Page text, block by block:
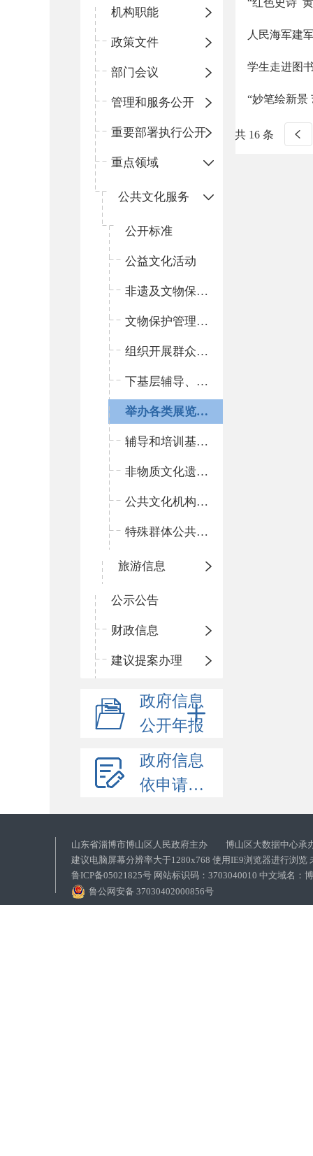
机构职能
政策文件
部门会议
管理和服务公开
重要部署执行公开
重点领域
公共文化服务
公开标准
公益文化活动
非遗及文物保护名录
文物保护管理机构和博物馆名录
组织开展群众文化活动
下基层辅导、演出、展览和指导基层群众文化活动
举办各类展览、讲座信息
辅导和培训基层文化骨干
非物质文化遗产展示传播活动
公共文化机构免费开放信息
特殊群体公共文化服务信息
旅游信息
公示公告
财政信息
建议提案办理
政府信息
公开年报
政府信息
依申请公开
“红色史诗
人民海军建
学生走进图
“妙笔绘新景
共 16 条
山东省淄博市博山区人民政府主办 博山区大数据中心承
建议电脑屏幕分辨率大于1280x768 使用IE9浏览器进行浏览
鲁ICP备05021825号 网站标识码：3703040010 中文域名：
鲁公网安备 37030402000856号